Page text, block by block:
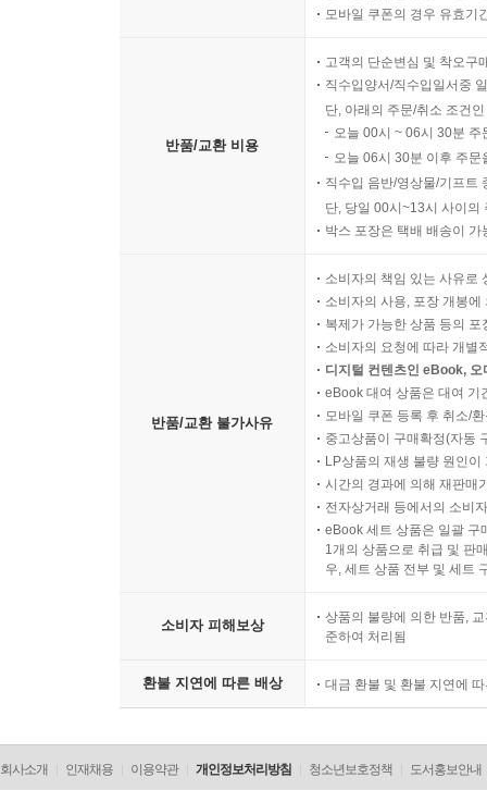
모바일 쿠폰의 경우 유효기
반품/교환 비용
고객의 단순변심 및 착오구
직수입양서/직수입일서중
단, 아래의 주문/취소 조건
오늘 00시 ~ 06시 30분
오늘 06시 30분 이후 주
직수입 음반/영상물/기프트
단, 당일 00시~13시 사이의
박스 포장은 택배 배송이
반품/교환 불가사유
소비자의 책임 있는 사유로
소비자의 사용, 포장 개봉
복제가 가능한 상품 등의
소비자의 요청에 따라 개별
디지털 컨텐츠인 eBook,
eBook 대여 상품은 대여 기
모바일 쿠폰 등록 후 취소/
중고상품이 구매확정(자동
LP상품의 재생 불량 원인
시간의 경과에 의해 재판매
전자상거래 등에서의 소비
eBook 세트 상품은 일괄 구
1개의 상품으로 취급 및 판
우, 세트 상품 전부 및 세트
소비자 피해보상
상품의 불량에 의한 반품,
준하여 처리됨
환불 지연에 따른 배상 대금 환불 및 환불 지연에
회사소개 인재채용 이용약관 개인정보처리방침 청소년보호정책 도서홍보안내